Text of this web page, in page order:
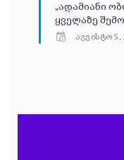
„ადამიანი
ყველაზე
აგვისტო 5,